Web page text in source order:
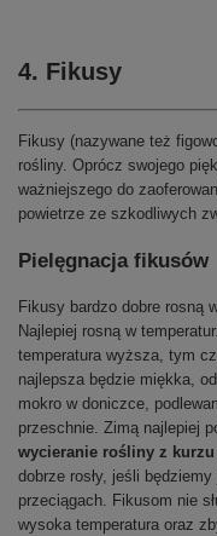
4. Fikusy
Fikusy (nazywane też
rośliny. Oprócz swojego
ważniejszego do
powietrze ze szkodliwych
Pielęgnacja fikusów
Fikusy bardzo dobre rosną
Najlepiej rosną w
temperatura wyższa, tym
najlepsza będzie miękka,
mokro w doniczce,
przeschnie. Zimą najlepiej
wycieranie rośliny z
dobrze rosły, jeśli
przeciągach. Fikusom nie
wysoka temperatura oraz